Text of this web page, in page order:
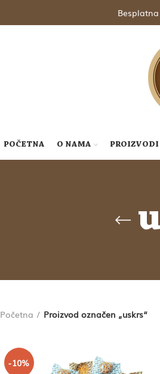
POČETNA O NAMA PROIZVODI
Početna Proizvod označen „uskrs“
-10%